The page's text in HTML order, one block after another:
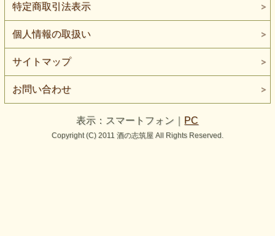
特定商取引法表示
個人情報の取扱い
サイトマップ
お問い合わせ
表示：スマートフォン｜ PC
Copyright (C) 2011 酒の志筑屋 All Rights Reserved.